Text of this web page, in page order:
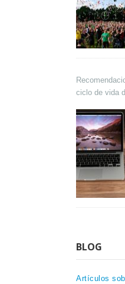
ciclo de vida
BLOG
Artículos